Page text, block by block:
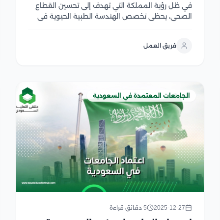
في ظل رؤية المملكة التي تهدف إلى تحسين القطاع
الصحي، يحظى تخصص الهندسة الطبية الحيوية في
الهندسية بالمجال الطبي لتطوير تقنيات طبية مبتكرة...
فريق العمل
الجامعات المعتمدة في السعودية
2025-12-27 5 دقائق قراءة